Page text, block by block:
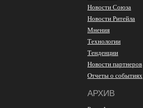
Новости Союза
Новости Ритейла
Мнения
Технологии
Тенденции
Новости партнеров
Отчеты о событиях
АРХИВ